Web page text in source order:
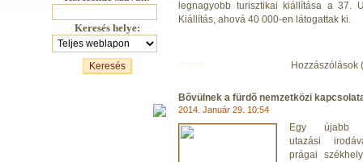
Keresés helye:
legnagyobb turisztikai kiállítása a 37.
Kiállítás, ahová 40 000-en látogattak ki.
Hozzászólások
Bõvülnek a fürdõ nemzetközi
2014. Január 29. 10:54
Egy újabb
utazási
prágai